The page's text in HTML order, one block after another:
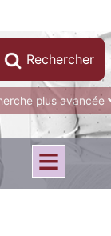
plus avancée